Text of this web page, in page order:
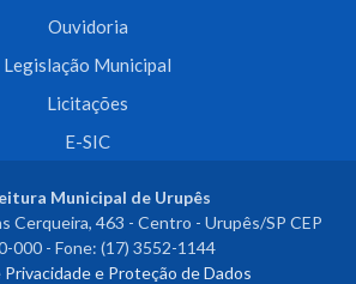
Ouvidoria
Legislação Municipal
Licitações
E-SIC
Municipal de Urupês
Cerqueira, 463 - Centro - Urupês/SP CEP
000 - Fone: (17) 3552-1144
Privacidade e Proteção de Dados